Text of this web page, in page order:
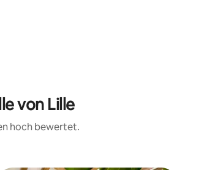
von Lille
hoch bewertet.